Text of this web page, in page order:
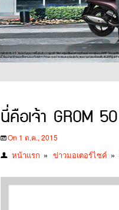
นี่คือเจ้า GROM
On 1 ต.ค., 2015
หน้าแรก » ข่าวมอเตอร์ไซค์ »